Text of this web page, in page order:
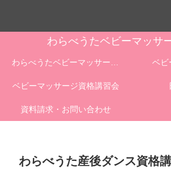
わらべうたベビーマッサ
ベビ
ベビーマッサージ資格講習会
資料請求・お問い合わせ
わらべうた産後ダンス資格